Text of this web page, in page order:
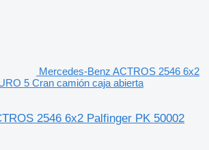
Mercedes-Benz ACTROS 2546 6x2
5 Cran camión caja abierta
2546 6x2 Palfinger PK 50002